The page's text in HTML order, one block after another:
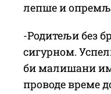
лепше и
-Родитељи без
сигурном.
би малишани
проводе време